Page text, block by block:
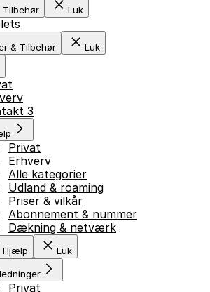
Tilbehør Luk
& Tilbehør Luk
3
Privat
Erhverv
Alle kategorier
Udland & roaming
Priser & vilkår
Abonnement & nummer
Dækning & netværk
Hjælp Luk
Privat